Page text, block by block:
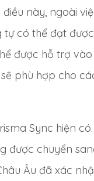
này, ngoài
có thể đạt
được hỗ trợ
phù hợp cho
Sync hiện
được chuyển
Âu đã xác